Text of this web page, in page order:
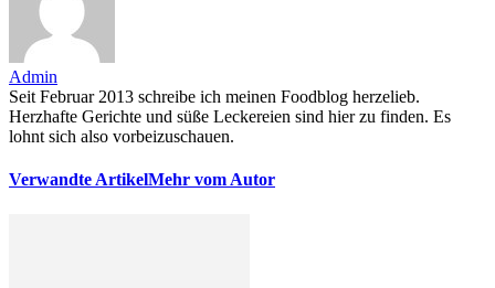
Admin
Seit Februar 2013 schreibe ich meinen Foodblog herzelieb.
Herzhafte Gerichte und süße Leckereien sind hier zu finden. Es
lohnt sich also vorbeizuschauen.
Verwandte ArtikelMehr vom Autor